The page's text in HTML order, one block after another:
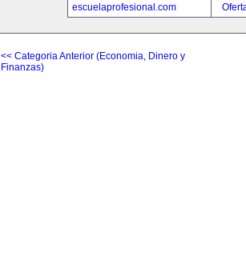
escuelaprofesional.com
<< Categoria Anterior (Economia, Dinero y
Finanzas)